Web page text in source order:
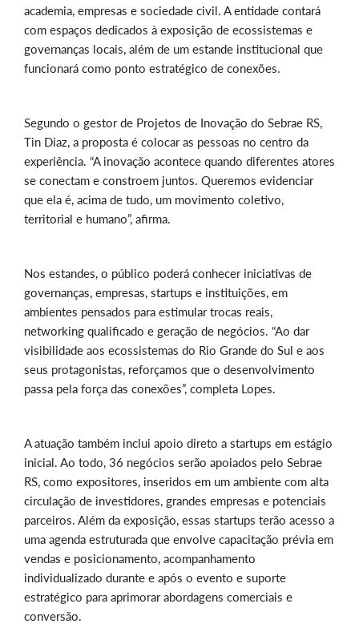
academia, empresas e sociedade civil. A entidade contará
com espaços dedicados à exposição de ecossistemas e
governanças locais, além de um estande institucional que
funcionará como ponto estratégico de conexões.
Segundo o gestor de Projetos de Inovação do Sebrae RS,
Tin Diaz, a proposta é colocar as pessoas no centro da
experiência. “A inovação acontece quando diferentes atores
se conectam e constroem juntos. Queremos evidenciar
que ela é, acima de tudo, um movimento coletivo,
territorial e humano”, afirma.
Nos estandes, o público poderá conhecer iniciativas de
governanças, empresas, startups e instituições, em
ambientes pensados para estimular trocas reais,
networking qualificado e geração de negócios. “Ao dar
visibilidade aos ecossistemas do Rio Grande do Sul e aos
seus protagonistas, reforçamos que o desenvolvimento
passa pela força das conexões”, completa Lopes.
A atuação também inclui apoio direto a startups em estágio
inicial. Ao todo, 36 negócios serão apoiados pelo Sebrae
RS, como expositores, inseridos em um ambiente com alta
circulação de investidores, grandes empresas e potenciais
parceiros. Além da exposição, essas startups terão acesso a
uma agenda estruturada que envolve capacitação prévia em
vendas e posicionamento, acompanhamento
individualizado durante e após o evento e suporte
estratégico para aprimorar abordagens comerciais e
conversão.